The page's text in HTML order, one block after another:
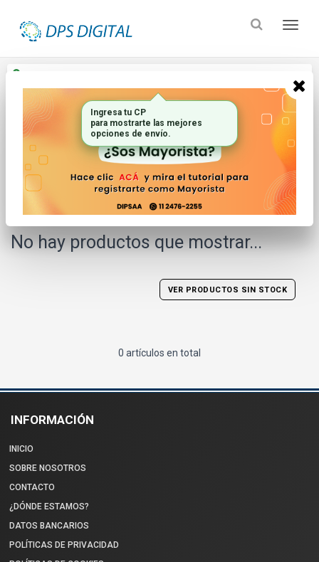
Inicio Kingston
ORDENAR
FILTRAR POR
No hay productos que mostrar...
VER PRODUCTOS SIN STOCK
0 artículos en total
INFORMACIÓN
INICIO
SOBRE NOSOTROS
CONTACTO
¿DÓNDE ESTAMOS?
DATOS BANCARIOS
POLÍTICAS DE PRIVACIDAD
Ingresa tu CP
para mostrarte las mejores
opciones de envío.